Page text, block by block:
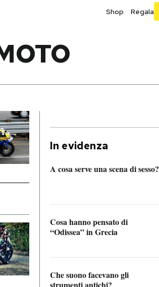
Shop Regala
In evidenza
A cosa serve una scena di sesso?
Cosa hanno pensato di
“Odissea” in Grecia
Che suono facevano gli